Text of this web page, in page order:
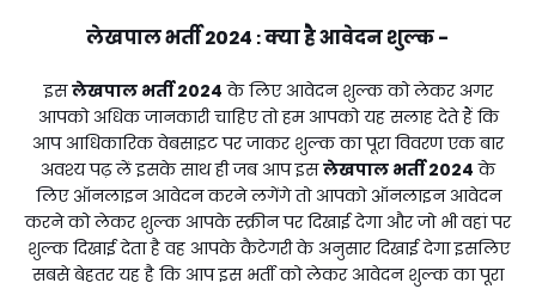
लेखपाल भर्ती 2024 :क्या है आवेदन शुल्क -
इसलेखपाल भर्ती 2024 के लिए आवेदन शुल्क को लेकर अगर
आपको अधिक जानकारी चाहिए तो हम आपको यह सलाह देते हैं कि
आप आधिकारिक वेबसाइट पर जाकर शुल्क का पूरा विवरण एक बार
अवश्य पढ़ लें इसके साथ ही जब आप इसलेखपाल भर्ती 2024 के
लिए ऑनलाइन आवेदन करने लगेंगे तो आपको ऑनलाइन आवेदन
करने को लेकर शुल्क आपके स्क्रीन पर दिखाई देगा और जो भी वहां पर
शुल्क दिखाई देता है वह आपके कैटेगरी के अनुसार दिखाई देगा इसलिए
सबसे बेहतर यह है कि आप इस भर्ती को लेकर आवेदन शुल्क का पूरा